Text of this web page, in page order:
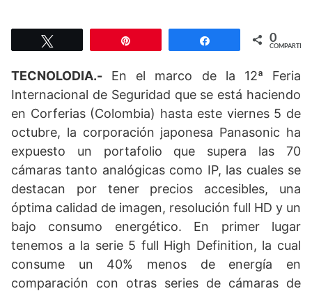
Compartir 0
COMPARTIR
TECNOLODIA.- En el marco de la 12ª Feria
Internacional de Seguridad que se está haciendo
en Corferias (Colombia) hasta este viernes 5 de
octubre, la corporación japonesa Panasonic ha
expuesto un portafolio que supera las 70
cámaras tanto analógicas como IP, las cuales se
destacan por tener precios accesibles, una
óptima calidad de imagen, resolución full HD y un
bajo consumo energético. En primer lugar
tenemos a la serie 5 full High Definition, la cual
consume un 40% menos de energía en
comparación con otras series de cámaras de